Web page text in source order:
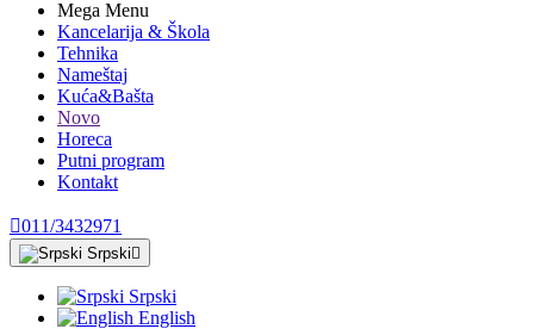
Mega Menu
Kancelarija & Škola
Tehnika
Nameštaj
Kuća&Bašta
Novo
Horeca
Putni program
Kontakt
011/3432971
Srpski 
Srpski
English